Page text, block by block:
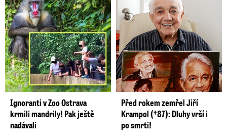
Ignoranti v Zoo Ostrava
krmili mandrily! Pak ještě
nadávali
Před rokem zemřel Jiří
Krampol (†87): Dluhy vrší i
po smrti!